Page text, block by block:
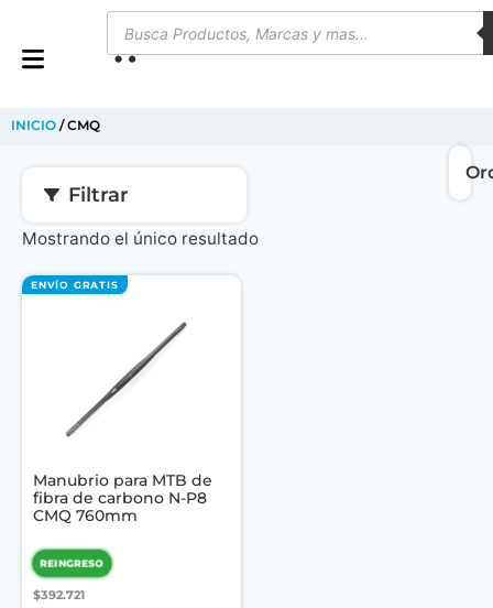
INICIO / CMQ
Filtrar
Mostrando el único resultado
ENVÍO GRATIS
Manubrio para MTB de
fibra de carbono N-P8
CMQ 760mm
REINGRESO
$392.721